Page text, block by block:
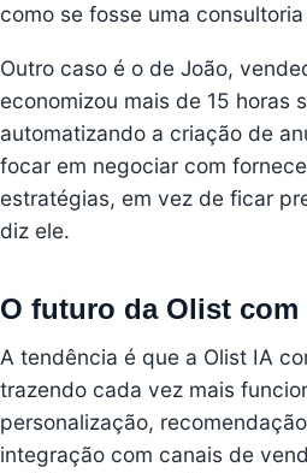
como se fosse uma
Outro caso é o de João,
economizou mais de 15 horas
automatizando a criação de
focar em negociar com
estratégias, em vez de ficar
diz ele.
O futuro da Olist com
A tendência é que a Olist IA
trazendo cada vez mais
personalização,
integração com canais de